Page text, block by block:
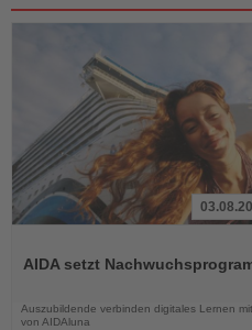
die
AIDA setzt
Auszubildende verbinden digitales Lernen
von AIDAluna